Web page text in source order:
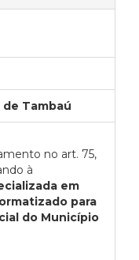
Tambaú
no art. 75,
à
em
para
do Município